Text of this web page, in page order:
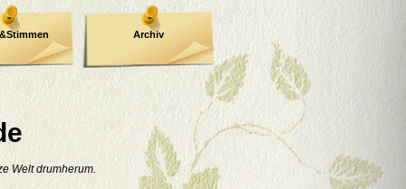
Welt drumherum.
Archiv